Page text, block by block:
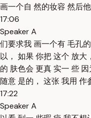
画一个自 然的妆容 然后他
17:06
Speaker A
们要求我 画一个有 毛孔
以， 如果 你把 这个 放
的 肤色会 更真 实一 些
随意 是的， 这张 我用 作
17:22
Speaker A